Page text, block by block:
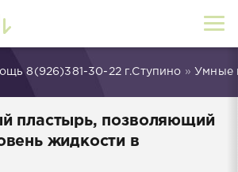
8(926)381-30-22 г.Ступино » Умные
пластырь, позволяющий
жидкости в